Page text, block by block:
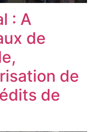
: A
de
de
de